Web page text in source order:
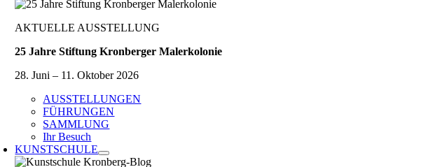
AKTUELLE AUSSTELLUNG
25 Jahre Stiftung Kronberger Malerkolonie
28. Juni – 11. Oktober 2026
AUSSTELLUNGEN
FÜHRUNGEN
SAMMLUNG
Ihr Besuch
KUNSTSCHULE